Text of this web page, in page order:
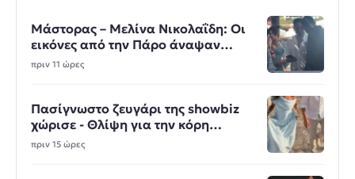
Μάστορας – Μελίνα Νικολαΐδη: Οι
εικόνες από την Πάρο άναψαν
φωτιές
πριν 11 ώρες
Πασίγνωστο ζευγάρι της showbiz
χώρισε - Θλίψη για την κόρη
ευρωβουλευτή
πριν 15 ώρες